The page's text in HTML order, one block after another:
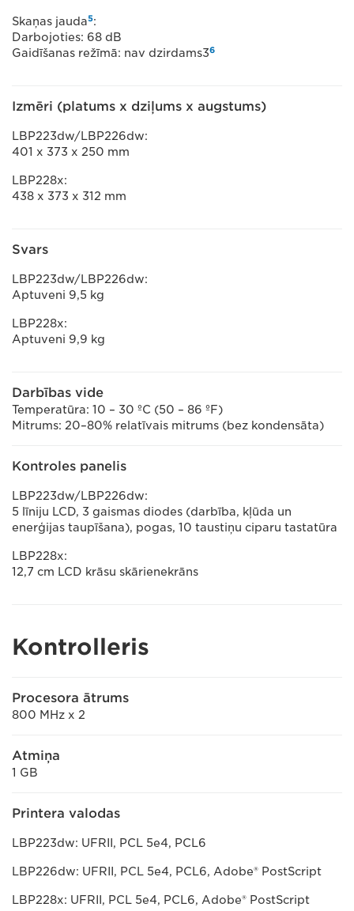
Skaņas jauda5:
Darbojoties: 68 dB
Gaidīšanas režīmā: nav dzirdams36
Izmēri (platums x dziļums x augstums)
LBP223dw/LBP226dw:
401 x 373 x 250 mm
LBP228x:
438 x 373 x 312 mm
Svars
LBP223dw/LBP226dw:
Aptuveni 9,5 kg
LBP228x:
Aptuveni 9,9 kg
Darbības vide
Temperatūra: 10 – 30 ºC (50 – 86 ºF)
Mitrums: 20–80% relatīvais mitrums (bez kondensāta)
Kontroles panelis
LBP223dw/LBP226dw:
5 līniju LCD, 3 gaismas diodes (darbība, kļūda un
enerģijas taupīšana), pogas, 10 taustiņu ciparu tastatūra
LBP228x:
12,7 cm LCD krāsu skārienekrāns
Kontrolleris
Procesora ātrums
800 MHz x 2
Atmiņa
1 GB
Printera valodas
LBP223dw: UFRII, PCL 5e4, PCL6
LBP226dw: UFRII, PCL 5e4, PCL6, Adobe® PostScript
LBP228x: UFRII, PCL 5e4, PCL6, Adobe® PostScript